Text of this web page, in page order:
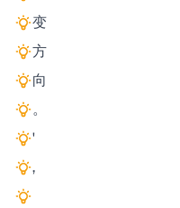
变
方
向
。
'
,